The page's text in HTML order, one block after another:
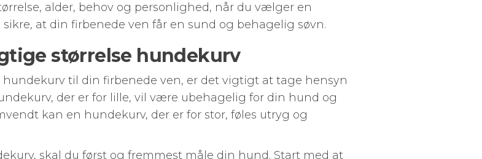
alder, behov og personlighed, når du vælger en
at din firbenede ven får en sund og behagelig søvn.
størrelse hundekurv
til din firbenede ven, er det vigtigt at tage hensyn
der er for lille, vil være ubehagelig for din hund og
kan en hundekurv, der er for stor, føles utryg og
skal du først og fremmest måle din hund. Start med at